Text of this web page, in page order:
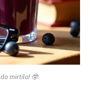
mirtilo! 🤓